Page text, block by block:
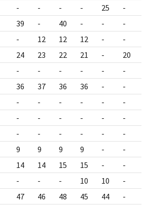
- - - - 25 -
39 - 40 - - -
- 12 12 12 - -
24 23 22 21 - 20
- - - - - -
36 37 36 36 - -
- - - - - -
- - - - - -
- - - - - -
9 9 9 9 - -
14 14 15 15 - -
- - - 10 10 -
47 46 48 45 44 -